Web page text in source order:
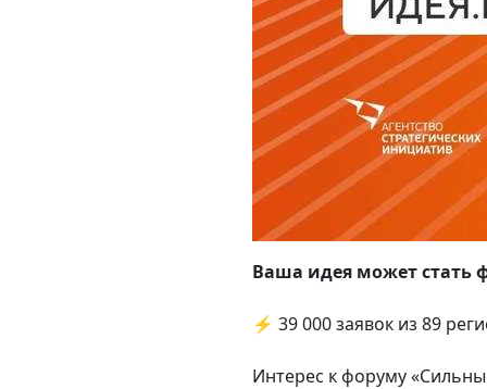
Ваша идея может стать
⚡️ 39 000 заявок из 89
Интерес к форуму